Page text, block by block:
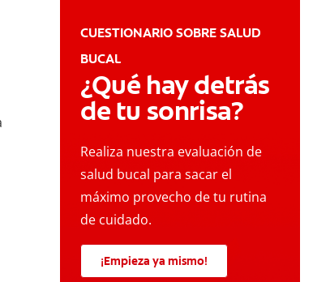
CUESTIONARIO SOBRE SALUD
BUCAL
¿Qué hay detrás
de tu sonrisa?
Realiza nuestra evaluación de
salud bucal para sacar el
máximo provecho de tu rutina
de cuidado.
¡Empieza ya mismo!